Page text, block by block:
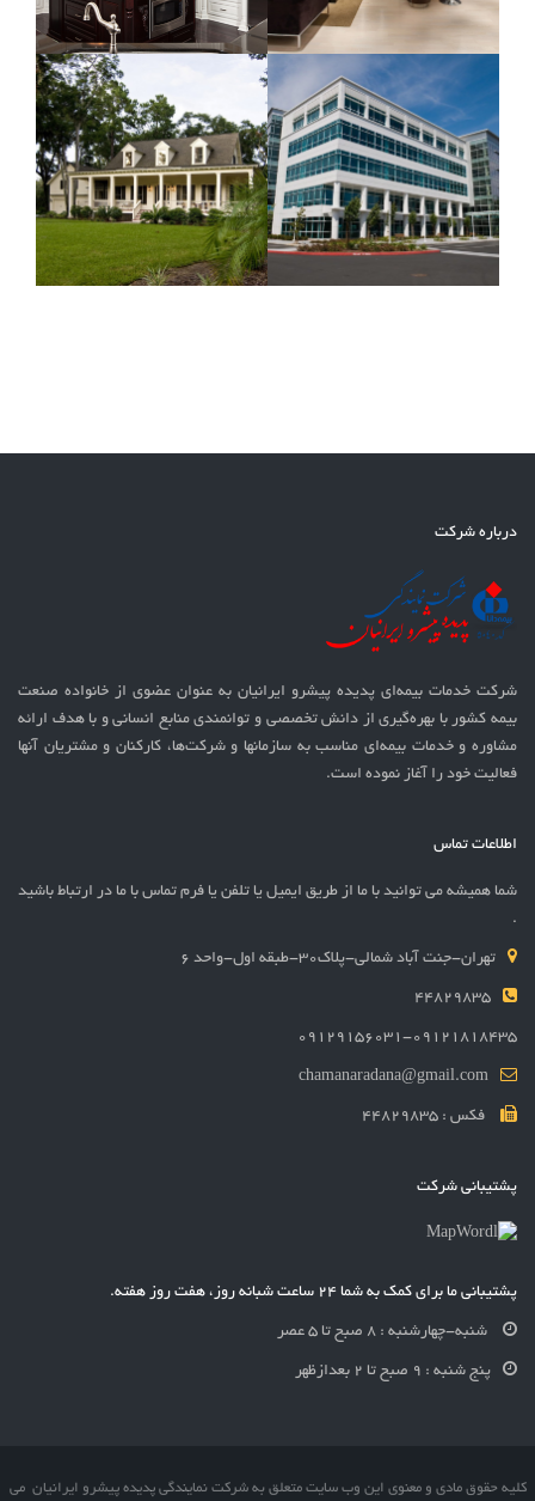
درباره شرکت
شرکت خدمات بيمه‌ای پدیده پیشرو ایرانیان به عنوان عضوی از خانواده صنعت
بیمه کشور با بهره‌گيری از دانش تخصصی و توانمندی منابع انسانی و با هدف ارائه
مشاوره و خدمات بیمه‌ای مناسب به سازمانها و شرکت‌ها، کارکنان و مشتریان آنها
فعالیت خود را آغاز نموده است.
اطلاعات تماس
شما همیشه می توانید با ما از طریق ایمیل یا تلفن یا فرم تماس با ما در ارتباط باشید
.
تهران-جنت آباد شمالی-پلاک30-طبقه اول-واحد 6
44829835
09129156031-09121818435
chamanaradana@gmail.com
فکس : 44829835
پشتیبانی شرکت
پشتیبانی ما برای کمک به شما 24 ساعت شبانه روز، هفت روز هفته.
شنبه-چهارشنبه : 8 صبح تا 5 عصر
پنج شنبه : 9 صبح تا 2 بعدازظهر
کلیه حقوق مادی و معنوی این وب سایت متعلق به شرکت نمایندگی پدیده پیشرو ایرانیان می